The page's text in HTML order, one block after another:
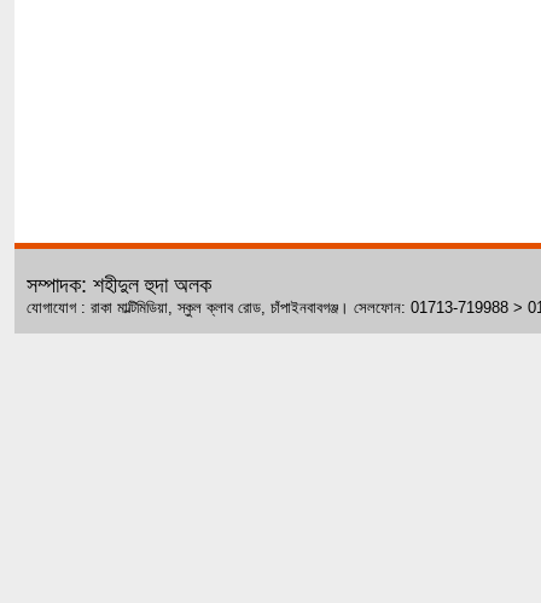
সম্পাদক: শহীদুল হুদা অলক
যোগাযোগ : রাকা মাল্টিমিডিয়া, স্কুল ক্লাব রোড, চাঁপাইনবাবগঞ্জ। সেলফোন: 01713-